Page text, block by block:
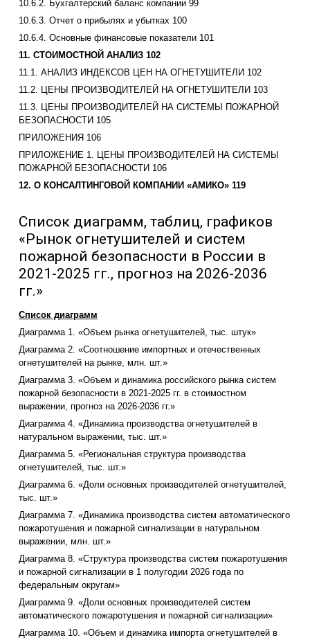
10.6.2. Бухгалтерский баланс компании 99
10.6.3. Отчет о прибылях и убытках 100
10.6.4. Основные финансовые показатели 101
11. СТОИМОСТНОЙ АНАЛИЗ 102
11.1. АНАЛИЗ ИНДЕКСОВ ЦЕН НА ОГНЕТУШИТЕЛИ 102
11.2. ЦЕНЫ ПРОИЗВОДИТЕЛЕЙ НА ОГНЕТУШИТЕЛИ 103
11.3. ЦЕНЫ ПРОИЗВОДИТЕЛЕЙ НА СИСТЕМЫ ПОЖАРНОЙ
БЕЗОПАСНОСТИ 105
ПРИЛОЖЕНИЯ 106
ПРИЛОЖЕНИЕ 1. ЦЕНЫ ПРОИЗВОДИТЕЛЕЙ НА СИСТЕМЫ
ПОЖАРНОЙ БЕЗОПАСНОСТИ 106
12. О КОНСАЛТИНГОВОЙ КОМПАНИИ «АМИКО» 119
Список диаграмм, таблиц, графиков
«Рынок огнетушителей и систем
пожарной безопасности в России в
2021-2025 гг., прогноз на 2026-2036
гг.»
Список диаграмм
Диаграмма 1. «Объем рынка огнетушителей, тыс. штук»
Диаграмма 2. «Соотношение импортных и отечественных
огнетушителей на рынке, млн. шт.»
Диаграмма 3. «Объем и динамика российского рынка систем
пожарной безопасности в 2021-2025 гг. в стоимостном
выражении, прогноз на 2026-2036 гг.»
Диаграмма 4. «Динамика производства огнетушителей в
натуральном выражении, тыс. шт.»
Диаграмма 5. «Региональная структура производства
огнетушителей, тыс. шт.»
Диаграмма 6. «Доли основных производителей огнетушителей,
тыс. шт.»
Диаграмма 7. «Динамика производства систем автоматического
пожаротушения и пожарной сигнализации в натуральном
выражении, млн. шт.»
Диаграмма 8. «Структура производства систем пожаротушения
и пожарной сигнализации в 1 полугодии 2026 года по
федеральным округам»
Диаграмма 9. «Доли основных производителей систем
автоматического пожаротушения и пожарной сигнализации»
Диаграмма 10. «Объем и динамика импорта огнетушителей в